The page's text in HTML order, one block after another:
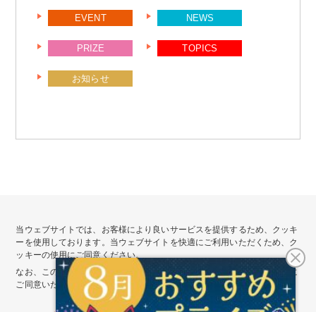
当ウェブサイトでは、お客様により良いサービスを提供するため、クッキ
ーを使用しております。当ウェブサイトを快適にご利用いただくため、ク
ッキーの使用にご同意ください。
なお、このまま当ウェブサイトをご覧いただいた場合、クッキーの使用に
ご同意いただいたものとさせていただきます。
EVENT NEWS
PRIZE TOPICS
お知らせ
会社情報
サイトポリシー
プライバシーポリシー
個人情報公表事項
カスタマーハラスメントに対する基本方針